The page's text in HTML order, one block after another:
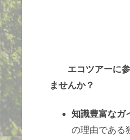
エコツアーに
ませんか？
知識豊富なガ
の理由である